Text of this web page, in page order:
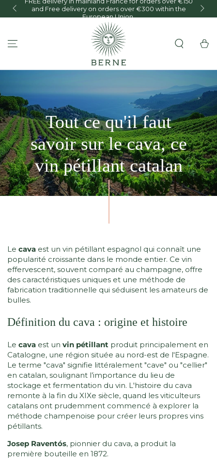
SKIP TO CONTENT
and Free delivery on orders over €300 within the
European Union.
Cart
Tout ce qu'il faut
savoir sur le cava, ce
vin pétillant catalan
Le cava est un vin pétillant espagnol qui connaît une
popularité croissante dans le monde entier. Ce vin
effervescent, souvent comparé au champagne, offre
des caractéristiques uniques et une méthode de
fabrication traditionnelle qui séduisent les amateurs de
bulles.
Définition du cava : origine et histoire
Le cava est un vin pétillant produit principalement en
Catalogne, une région située au nord-est de l'Espagne.
Le terme "cava" signifie littéralement "cave" ou "cellier"
en catalan, soulignant l’importance du lieu de
stockage et fermentation du vin. L'histoire du cava
remonte à la fin du XIXe siècle, quand les viticulteurs
catalans ont prudemment commencé à explorer la
méthode champenoise pour créer leurs propres vins
pétillants.
Josep Raventós, pionnier du cava, a produit la
première bouteille en 1872.